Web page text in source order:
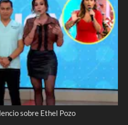
sobre Ethel Pozo